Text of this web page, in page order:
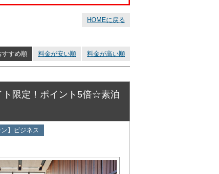
HOMEに戻る
すすめ順 料金が安い順 料金が高い順
ト限定！ポイント5倍☆素泊
ン】ビジネス